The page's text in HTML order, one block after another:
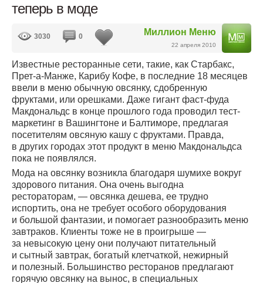
теперь в моде
Миллион Меню
22 апреля 2010
3030 0
Известные ресторанные сети, такие, как Старбакс,
Прет-а-Манже, Карибу Кофе, в последние 18 месяцев
ввели в меню обычную овсянку, сдобренную
фруктами, или орешками. Даже гигант фаст-фуда
Макдональдс в конце прошлого года проводил тест-
маркетинг в Вашингтоне и Балтиморе, предлагая
посетителям овсяную кашу с фруктами. Правда,
в других городах этот продукт в меню Макдональдса
пока не появлялся.
Мода на овсянку возникла благодаря шумихе вокруг
здорового питания. Она очень выгодна
рестораторам, — овсянка дешева, ее трудно
испортить, она не требует особого оборудования
и большой фантазии, и помогает разнообразить меню
завтраков. Клиенты тоже не в проигрыше —
за невысокую цену они получают питательный
и сытный завтрак, богатый клетчаткой, нежирный
и полезный. Большинство ресторанов предлагают
горячую овсянку на вынос, в специальных